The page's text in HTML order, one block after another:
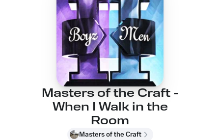
Masters of the Craft -
When I Walk in the
Room
Masters of the Craft